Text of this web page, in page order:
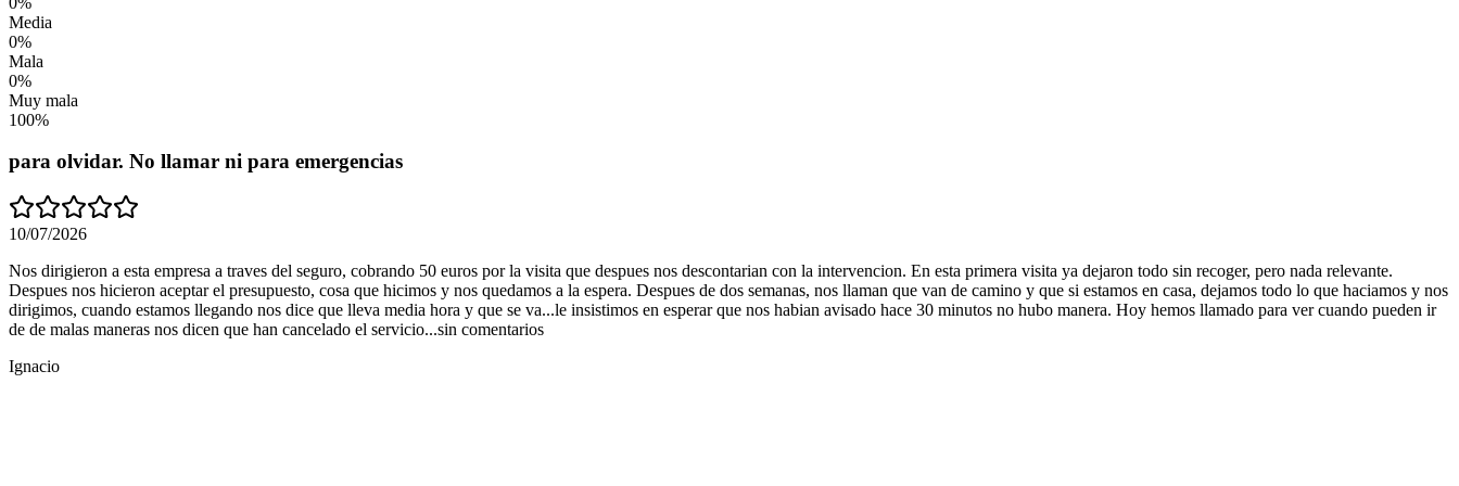
Media
0%
Mala
0%
Muy mala
100%
para olvidar. No llamar ni para emergencias
10/07/2026
Nos dirigieron a esta empresa a traves del seguro, cobrando 50 euros por la visita que despues nos descontarian con la intervencion. En esta primera visita ya dejaron todo sin recoger, pero nada relevante.
Despues nos hicieron aceptar el presupuesto, cosa que hicimos y nos quedamos a la espera. Despues de dos semanas, nos llaman que van de camino y que si estamos en casa, dejamos todo lo que haciamos y nos
dirigimos, cuando estamos llegando nos dice que lleva media hora y que se va...le insistimos en esperar que nos habian avisado hace 30 minutos no hubo manera. Hoy hemos llamado para ver cuando pueden ir
de de malas maneras nos dicen que han cancelado el servicio...sin comentarios
Ignacio